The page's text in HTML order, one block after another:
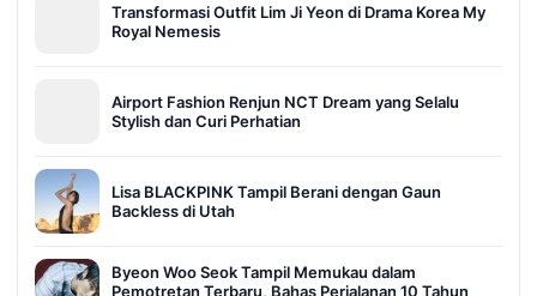
Transformasi Outfit Lim Ji Yeon di Drama Korea My
Royal Nemesis
Airport Fashion Renjun NCT Dream yang Selalu
Stylish dan Curi Perhatian
Lisa BLACKPINK Tampil Berani dengan Gaun
Backless di Utah
Byeon Woo Seok Tampil Memukau dalam
Pemotretan Terbaru, Bahas Perjalanan 10 Tahun